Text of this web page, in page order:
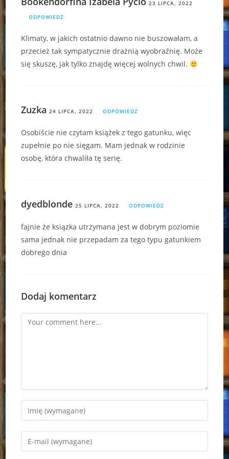
23 LIPCA, 2022
ODPOWIEDZ
Klimaty, w jakich ostatnio dawno nie buszowałam, a
przecież tak sympatycznie drażnią wyobraźnię. Może
się skuszę, jak tylko znajdę więcej wolnych chwil.
Zuzka 24 LIPCA, 2022 ODPOWIEDZ
Osobiście nie czytam książek z tego gatunku, więc
zupełnie po nie sięgam. Mam jednak w rodzinie
osobę, która chwaliła tę serię.
dyedblonde 25 LIPCA, 2022 ODPOWIEDZ
fajnie że ksiązka utrzymana jest w dobrym poziomie
sama jednak nie przepadam za tego typu gatunkiem
dobrego dnia
Dodaj komentarz
Comment
Enter
your
name
Enter
your